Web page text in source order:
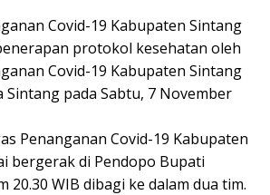
Covid-19 Kabupaten Sintang
protokol kesehatan oleh
Covid-19 Kabupaten Sintang
Sintang pada Sabtu, 7 November
Penanganan Covid-19 Kabupaten
bergerak di Pendopo Bupati
20.30 WIB dibagi ke dalam dua tim.